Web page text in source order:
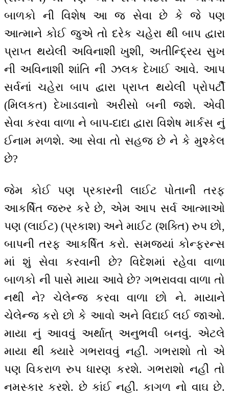
બાળકો ની વિશેષ આ જ સેવા છે કે જે પણ
આત્માને કોઈ જુએ તો દરેક ચહેરા થી બાપ દ્વારા
પ્રાપ્ત થયેલી અવિનાશી ખુશી, અતીન્દ્રિય સુખ
ની અવિનાશી શાંતિ ની ઝલક દેખાઈ આવે. આપ
સર્વનાં ચહેરા બાપ દ્વારા પ્રાપ્ત થયેલી પ્રોપર્ટી
(મિલકત) દેખાડવાનો અરીસો બની જશે. એવી
સેવા કરવા વાળા ને બાપ-દાદા દ્વારા વિશેષ માર્કસ નું
ઈનામ મળશે. આ સેવા તો સહજ છે ને કે મુશ્કેલ
છે?
જેમ કોઈ પણ પ્રકારની લાઈટ પોતાની તરફ
આકર્ષિત જરુર કરે છે, એમ આપ સર્વ આત્માઓ
પણ (લાઈટ) (પ્રકાશ) અને માઈટ (શક્તિ) રુપ છો,
બાપની તરફ આકર્ષિત કરો. સમજ્યાં કોન્ફરન્સ
માં શું સેવા કરવાની છે? વિદેશમાં રહેવા વાળા
બાળકો ની પાસે માયા આવે છે? ગભરાવવા વાળા તો
નથી ને? ચેલેન્જ કરવા વાળા છો ને. માયાને
ચેલેન્જ કરો છો કે આવો અને વિદાઈ લઈ જાઓ.
માયા નું આવવું અર્થાત્ અનુભવી બનવું. એટલે
માયા થી ક્યારે ગભરાવવું નહીં. ગભરાશો તો એ
પણ વિકરાળ રુપ ધારણ કરશે. ગભરાશો નહીં તો
નમસ્કાર કરશે. છે કાંઈ નહીં. કાગળ નો વાઘ છે.